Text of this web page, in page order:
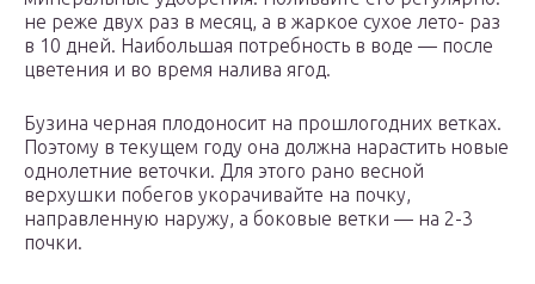
не реже двух раз в месяц, а в жаркое сухое лето- раз
в 10 дней. Наибольшая потребность в воде — после
цветения и во время налива ягод.
Бузина черная плодоносит на прошлогодних ветках.
Поэтому в текущем году она должна нарастить новые
однолетние веточки. Для этого рано весной
верхушки побегов укорачивайте на почку,
направленную наружу, а боковые ветки — на 2-3
почки.